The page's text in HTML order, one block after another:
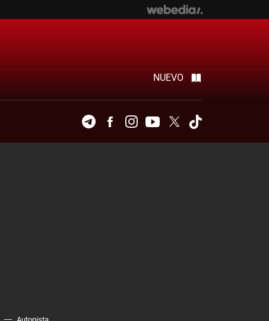
NUEVO
TelegramFacebookInstagramYoutubeTwitter